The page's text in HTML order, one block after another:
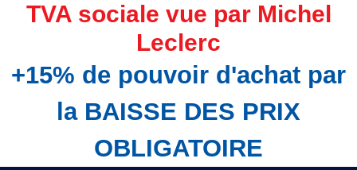
TVA sociale vue par Michel
Leclerc
+15% de pouvoir d'achat par
la BAISSE DES PRIX
OBLIGATOIRE